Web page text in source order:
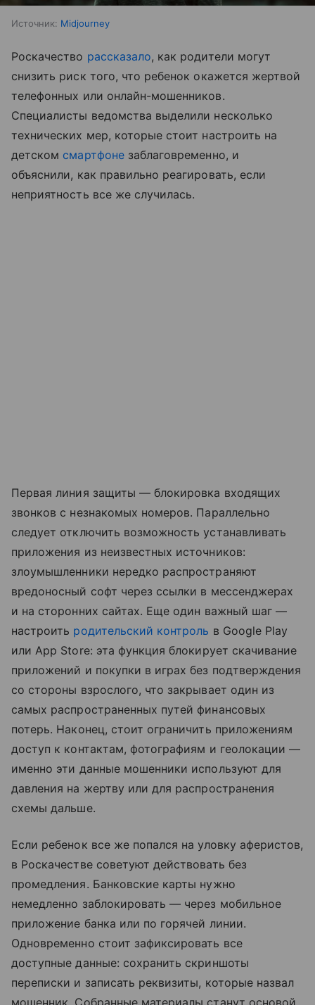
Источник: Midjourney
Роскачество рассказало, как родители могут
снизить риск того, что ребенок окажется жертвой
телефонных или онлайн-мошенников.
Специалисты ведомства выделили несколько
технических мер, которые стоит настроить на
детском смартфонезаблаговременно, и
объяснили, как правильно реагировать, если
неприятность все же случилась.
Первая линия защиты — блокировка входящих
звонков с незнакомых номеров. Параллельно
следует отключить возможность устанавливать
приложения из неизвестных источников:
злоумышленники нередко распространяют
вредоносный софт через ссылки в мессенджерах
и на сторонних сайтах. Еще один важный шаг —
настроить родительский контроль в Google Play
или App Store: эта функция блокирует скачивание
приложений и покупки в играх без подтверждения
со стороны взрослого, что закрывает один из
самых распространенных путей финансовых
потерь. Наконец, стоит ограничить приложениям
доступ к контактам, фотографиям и геолокации —
именно эти данные мошенники используют для
давления на жертву или для распространения
схемы дальше.
Если ребенок все же попался на уловку аферистов,
в Роскачестве советуют действовать без
промедления. Банковские карты нужно
немедленно заблокировать — через мобильное
приложение банка или по горячей линии.
Одновременно стоит зафиксировать все
доступные данные: сохранить скриншоты
переписки и записать реквизиты, которые назвал
мошенник. Собранные материалы станут основой